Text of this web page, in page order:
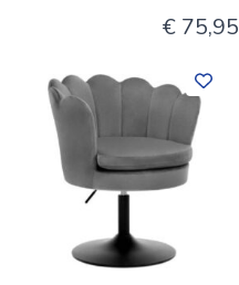
€ 75,95